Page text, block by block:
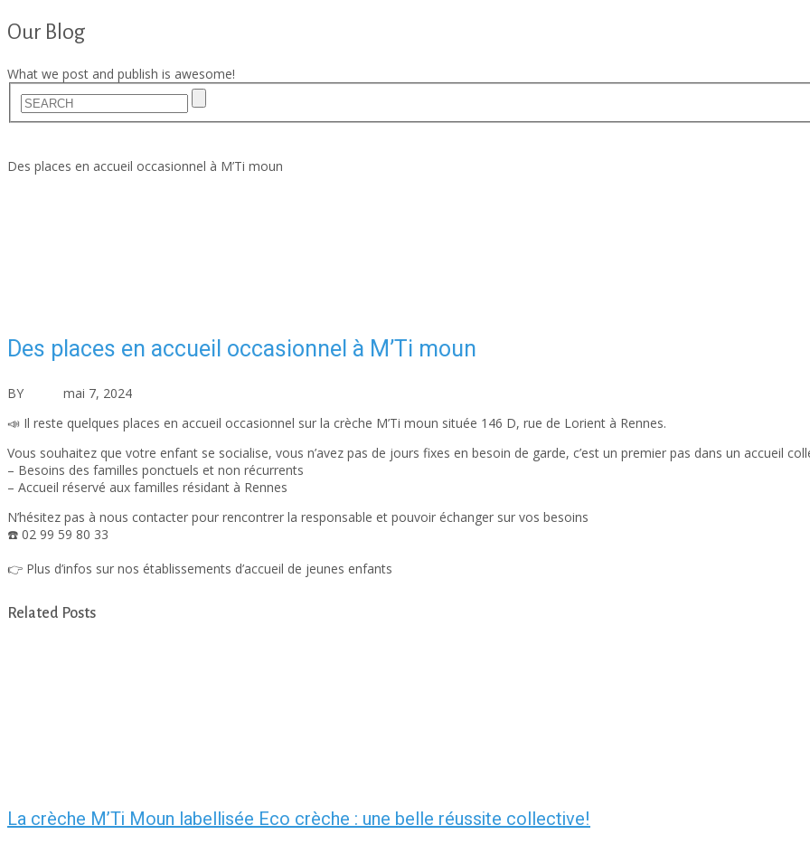
Our Blog
What we post and publish is awesome!
Des places en accueil occasionnel à M’Ti moun
Des places en accueil occasionnel à M’Ti moun
BY mai 7, 2024
📣 Il reste quelques places en accueil occasionnel sur la crèche M’Ti moun située 146 D, rue de Lorient à Rennes.
Vous souhaitez que votre enfant se socialise, vous n’avez pas de jours fixes en besoin de garde, c’est un premier pas dans un accueil
– Besoins des familles ponctuels et non récurrents
– Accueil réservé aux familles résidant à Rennes
N’hésitez pas à nous contacter pour rencontrer la responsable et pouvoir échanger sur vos besoins
☎️ 02 99 59 80 33
👉 Plus d’infos sur nos établissements d’accueil de jeunes enfants
Related Posts
La crèche M’Ti Moun labellisée Eco crèche : une belle réussite collective!